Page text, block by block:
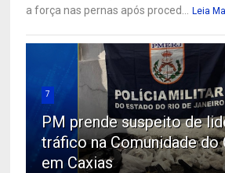
a força nas pernas após proced...
Leia
7
PM prende suspeito de
tráfico na Comunidade do
em Caxias